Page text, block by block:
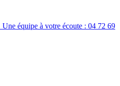
Une équipe à votre écoute : 04 72 69